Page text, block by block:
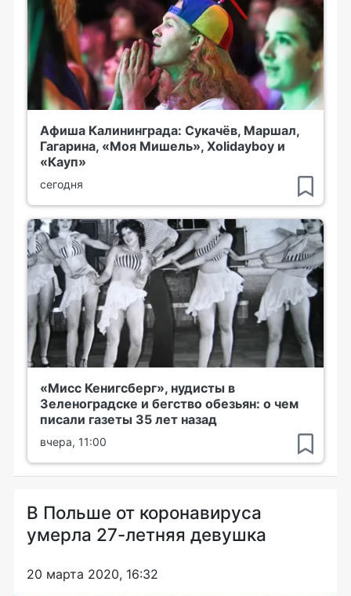
Афиша Калининграда: Сукачёв, Маршал,
Гагарина, «Моя Мишель», Xolidayboy и
«Кауп»
сегодня
«Мисс Кенигсберг», нудисты в
Зеленоградске и бегство обезьян: о чем
писали газеты 35 лет назад
вчера, 11:00
В Польше от коронавируса
умерла 27-летняя девушка
20 марта 2020, 16:32